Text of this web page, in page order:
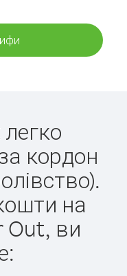
кордон
на
Out, ви